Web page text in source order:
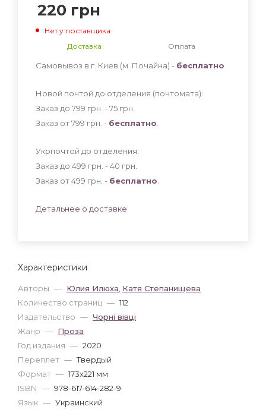
Характеристики
Авторы — Юлия Илюха Катя Степанищева
Количество страниц — 112
Издательство — Чорні вівці
Жанр — Проза
Год издания — 2020
Переплет — Твердый
Формат — 173x221 мм
ISBN — 978-617-614-282-9
Язык — Украинский
220 грн
Нет у поставщика
Доставка
Оплата
Самовывоз в г. Киев (м. Почайна) - бесплатно
Новой почтой до отделения (почтомата):
Заказ до 799 грн. - 75 грн
Заказ от 799 грн. - бесплатно
Укрпочтой до отделения:
Заказ до 499 грн. - 40 грн
Заказ от 499 грн. - бесплатно
Детальнее о доставке